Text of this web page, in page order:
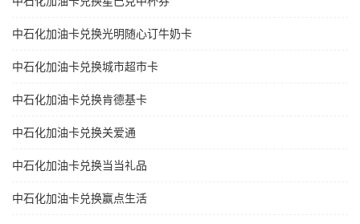
中石化加油卡兑换光明随心订牛奶卡
中石化加油卡兑换城市超市卡
中石化加油卡兑换肯德基卡
中石化加油卡兑换关爱通
中石化加油卡兑换当当礼品
中石化加油卡兑换赢点生活